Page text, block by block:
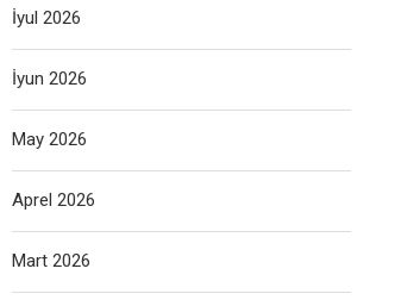
İyul 2026
İyun 2026
May 2026
Aprel 2026
Mart 2026